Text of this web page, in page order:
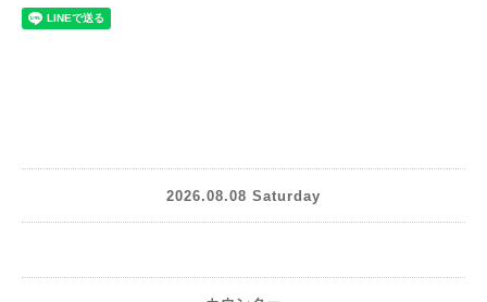
2026.08.08 Saturday